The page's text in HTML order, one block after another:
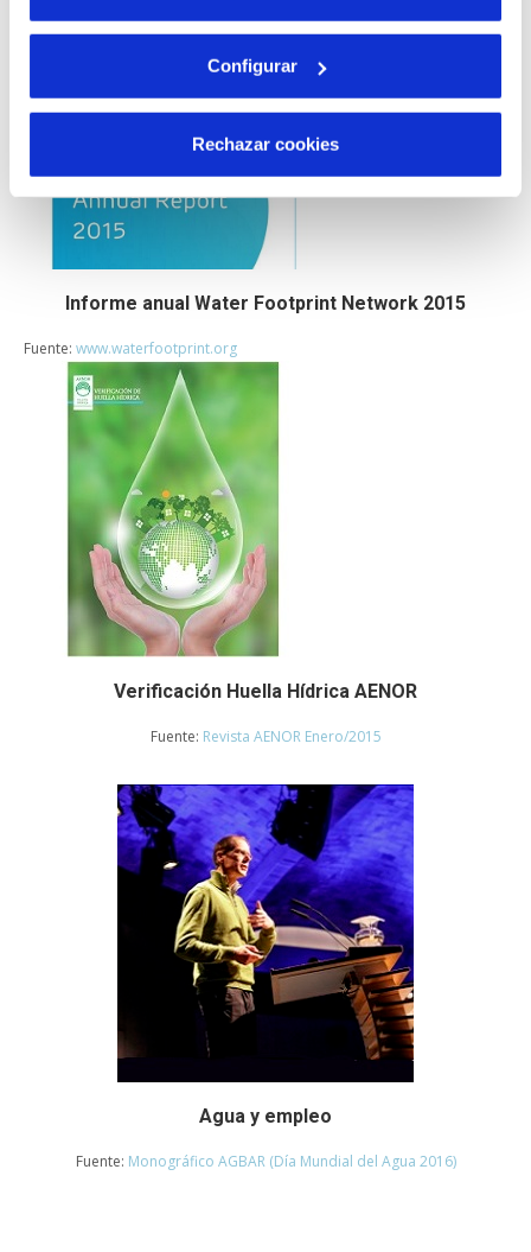
Configurar
Rechazar cookies
Informe anual Water Footprint Network 2015
Fuente: www.waterfootprint.org
Verificación Huella Hídrica AENOR
Fuente: Revista AENOR Enero/2015
Agua y empleo
Fuente: Monográfico AGBAR (Día Mundial del Agua 2016)